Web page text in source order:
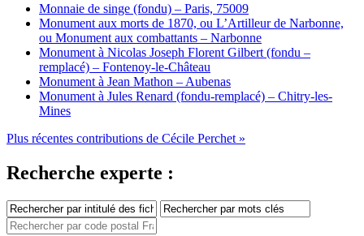
Monnaie de singe (fondu) – Paris, 75009
Monument aux morts de 1870, ou L’Artilleur de Narbonne,
ou Monument aux combattants – Narbonne
Monument à Nicolas Joseph Florent Gilbert (fondu –
remplacé) – Fontenoy-le-Château
Monument à Jean Mathon – Aubenas
Monument à Jules Renard (fondu-remplacé) – Chitry-les-
Mines
Plus récentes contributions de Cécile Perchet »
Recherche experte :